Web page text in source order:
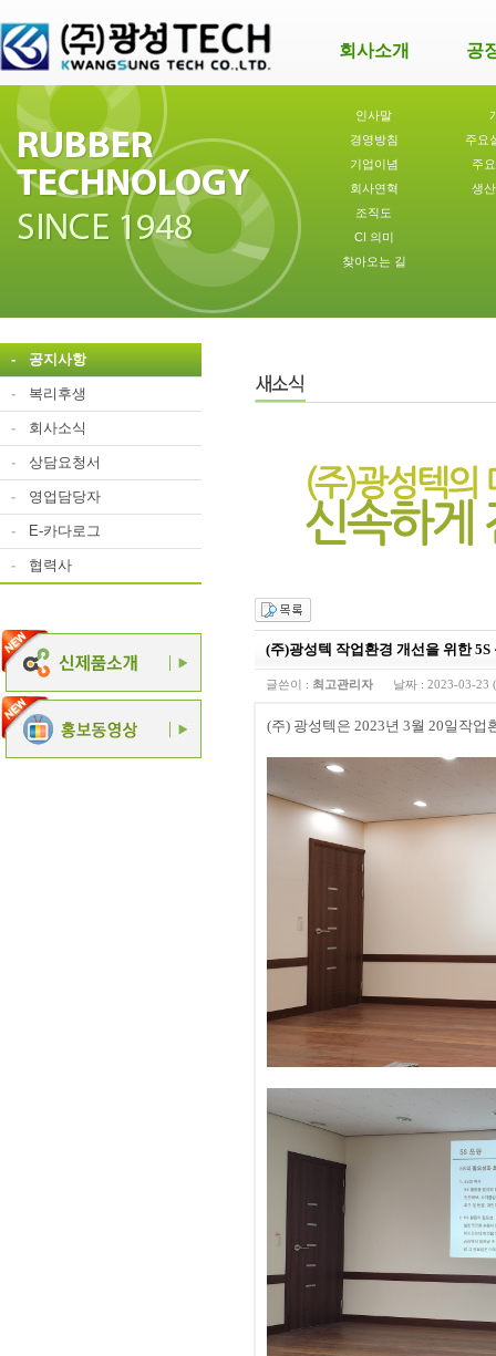
회사소개 공
인사말
경영방침
기업이념
회사연혁
조직도
CI 의미
찾아오는 길
주요
주
생
- 공지사항
- 복리후생
- 회사소식
- 상담요청서
- 영업담당자
- E-카다로그
- 협력사
(주)광성텍 작업환경 개선을 위한 5S
글쓴이 : 최고관리자 날짜 : 2023-03-23
(주) 광성텍은 2023년 3월 20일작업